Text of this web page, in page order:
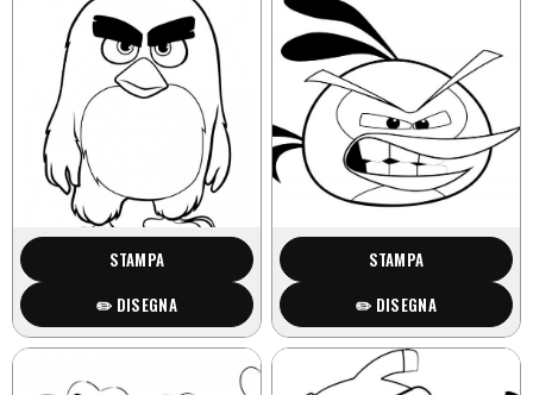
STAMPA
✏️ DISEGNA
STAMPA
✏️ DISEGNA